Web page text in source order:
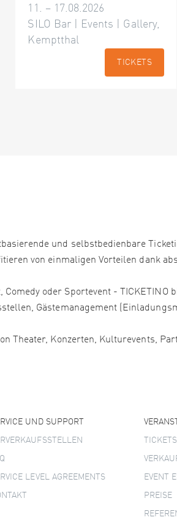
11. – 17.08.2026
SILO Bar | Events | Gallery,
Kemptthal
TICKETS
und selbstbedienbare
von einmaligen Vorteilen dank
Comedy oder Sportevent -
Gästemanagement
Theater, Konzerten, Kulturevents,
UND SUPPORT
LEVEL AGREEMENTS EVENT
PREISE